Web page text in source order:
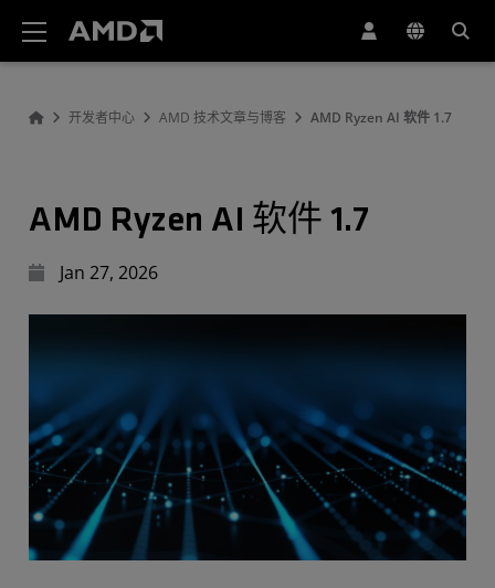
开发者中心 AMD 技术文章与博客 AMD Ryzen AI 软件 1.7
AMD Ryzen AI 软件 1.7
Jan 27, 2026